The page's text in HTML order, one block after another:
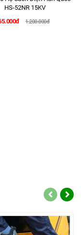
HS-52NR 15KV
1.200.000đ